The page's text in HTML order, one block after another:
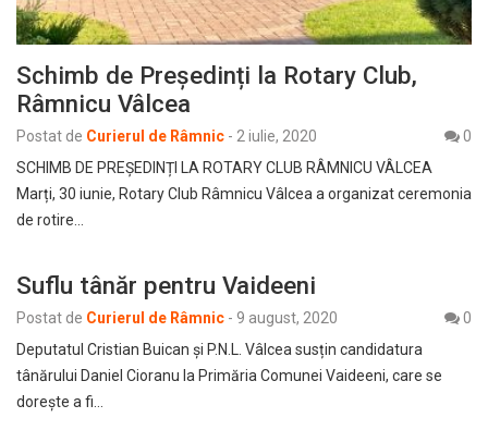
Schimb de Președinți la Rotary Club,
Râmnicu Vâlcea
Postat de Curierul de Râmnic - 2 iulie, 2020
0
SCHIMB DE PREȘEDINȚI LA ROTARY CLUB RÂMNICU VÂLCEA
Marți, 30 iunie, Rotary Club Râmnicu Vâlcea a organizat ceremonia
de rotire…
Suflu tânăr pentru Vaideeni
Postat de Curierul de Râmnic - 9 august, 2020
0
Deputatul Cristian Buican și P.N.L. Vâlcea susțin candidatura
tânărului Daniel Cioranu la Primăria Comunei Vaideeni, care se
dorește a fi…